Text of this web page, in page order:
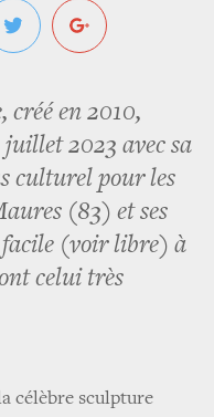
créé en 2010,
2023 avec sa
culturel pour les
(83) et ses
facile (voir libre) à
celui très
célèbre sculpture